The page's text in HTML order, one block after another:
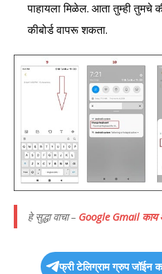
पाहायला मिळेल. आता तुम्ही तुमचे
कीबोर्ड वापरू शकता.
हे सुद्धा वाचा – Google Gmail काय
फ्री टेलिग्राम ग्रुप